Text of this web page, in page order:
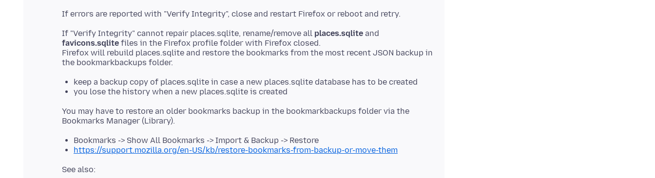
If "Verify Integrity" cannot repair places.sqlite, rename/remove all places.sqlite and
favicons.sqlite files in the Firefox profile folder with Firefox closed.
Firefox will rebuild places.sqlite and restore the bookmarks from the most recent JSON backup in
keep a backup copy of places.sqlite in case a new places.sqlite database has to be created
you lose the history when a new places.sqlite is created
You may have to restore an older bookmarks backup in the bookmarkbackups folder via the
Bookmarks -> Show All Bookmarks -> Import & Backup -> Restore
https://support.mozilla.org/en-US/kb/restore-bookmarks-from-backup-or-move-them